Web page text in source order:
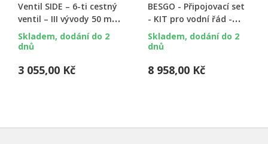
Ventil SIDE – 6-ti cestný
ventil – III vývody 50 mm
(Praher)
Skladem, dodání do 2
dnů
3 055,00 Kč
BESGO - Připojovací set
- KIT pro vodní řád -
3/8"
Skladem, dodání do 2
dnů
8 958,00 Kč